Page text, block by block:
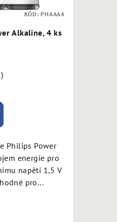
Alkaline, 4 ks
Philips Power
energie pro
napětí 1,5 V
pro...
KÓD:PHAAA4